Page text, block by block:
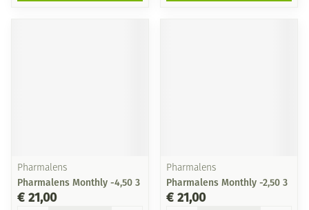
Pharmalens
Pharmalens Monthly -4,50 3
€ 21,00
Pharmalens
Pharmalens Monthly -2,50 3
€ 21,00